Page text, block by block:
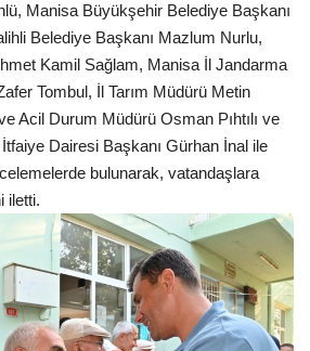
Manisa Büyükşehir Belediye Başkanı
Belediye Başkanı Mazlum Nurlu,
Kamil Sağlam, Manisa İl Jandarma
Tombul, İl Tarım Müdürü Metin
Acil Durum Müdürü Osman Pıhtılı ve
Dairesi Başkanı Gürhan İnal ile
bulunarak, vatandaşlara
iletti.